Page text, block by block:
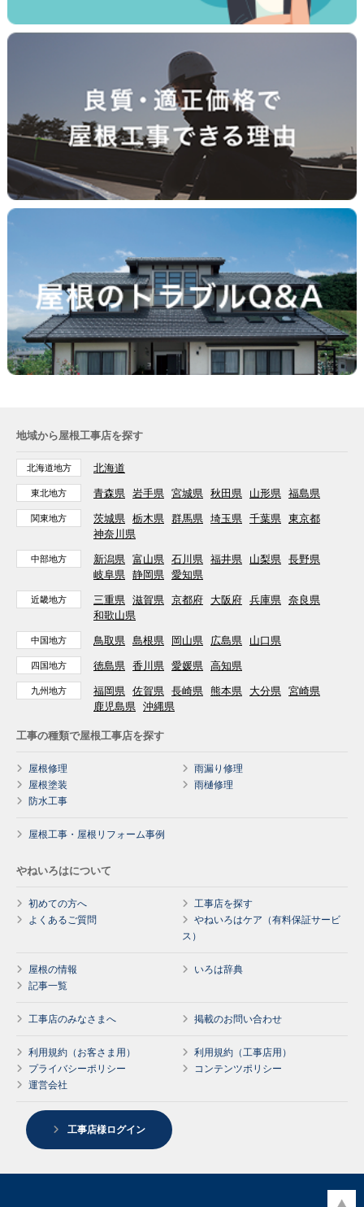
地域から屋根工事店を探す
北海道地方 北海道
東北地方 青森県 岩手県 宮城県 秋田県 山形県 福島県
関東地方 茨城県 栃木県 群馬県 埼玉県 千葉県 東京都
神奈川県
中部地方 新潟県 富山県 石川県 福井県 山梨県 長野県
岐阜県 静岡県 愛知県
近畿地方 三重県 滋賀県 京都府 大阪府 兵庫県 奈良県
和歌山県
中国地方 鳥取県 島根県 岡山県 広島県 山口県
四国地方 徳島県 香川県 愛媛県 高知県
九州地方 福岡県 佐賀県 長崎県 熊本県 大分県 宮崎県
鹿児島県 沖縄県
工事の種類で屋根工事店を探す
屋根修理
雨漏り修理
屋根塗装
雨樋修理
防水工事
屋根工事・屋根リフォーム事例
やねいろはについて
初めての方へ
工事店を探す
よくあるご質問
やねいろはケア（有料保証サービ
ス）
屋根の情報
いろは辞典
記事一覧
工事店のみなさまへ 掲載のお問い合わせ
利用規約（お客さま用）
利用規約（工事店用）
プライバシーポリシー
コンテンツポリシー
運営会社
工事店様ログイン